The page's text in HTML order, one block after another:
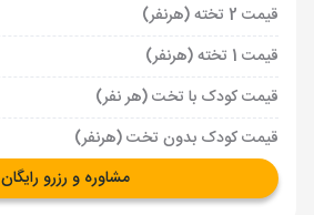
قیمت 2 تخته (هرنفر)
قیمت 1 تخته (هرنفر)
قیمت کودک با تخت (هر نفر)
قیمت کودک بدون تخت (هرنفر)
مشاوره و رزرو رایگان